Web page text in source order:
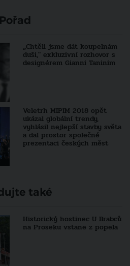
Pořad
„Chtěli jsme dát koupelnám
duši," exkluzivní rozhovor s
designérem Gianni Taninim
Veletrh MIPIM 2018 opět
ukázal globální trendy,
vyhlásil nejlepší stavby světa
a dal prostor společné
prezentaci českých měst
také
Historický hostinec U Brabců
na Proseku vstane z popela